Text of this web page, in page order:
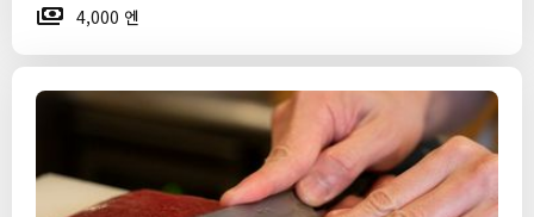
4,000 엔